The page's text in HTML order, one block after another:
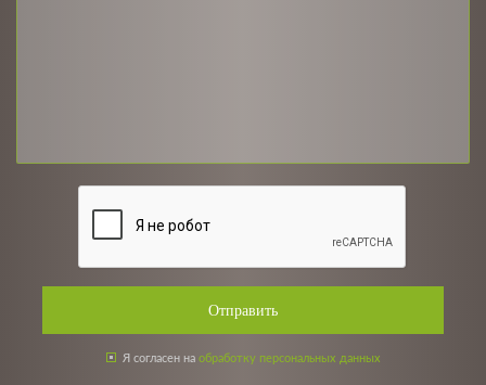
Отправить
Я согласен на обработку персональных данных